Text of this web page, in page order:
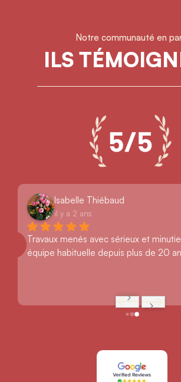
Notre communauté en
ILS
Isabelle Thiébaud
il y a 2 ans
Travaux menés avec sérieux et
équipe habituelle depuis plus de 20